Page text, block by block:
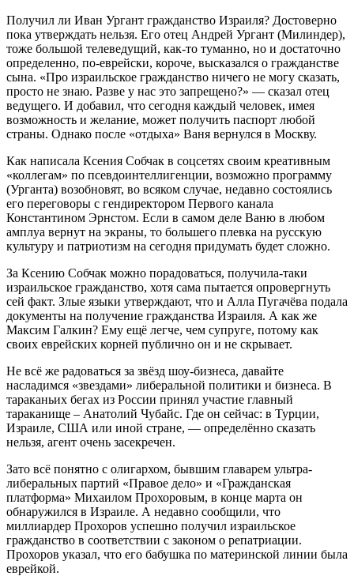
Получил ли Иван Ургант гражданство Израиля? Достоверно
пока утверждать нельзя. Его отец Андрей Ургант (Милиндер),
тоже большой телеведущий, как-то туманно, но и достаточно
определенно, по-еврейски, короче, высказался о гражданстве
сына. «Про израильское гражданство ничего не могу сказать,
просто не знаю. Разве у нас это запрещено?» — сказал отец
ведущего. И добавил, что сегодня каждый человек, имея
возможность и желание, может получить паспорт любой
страны. Однако после «отдыха» Ваня вернулся в Москву.
Как написала Ксения Собчак в соцсетях своим креативным
«коллегам» по псевдоинтеллигенции, возможно программу
(Урганта) возобновят, во всяком случае, недавно состоялись
его переговоры с гендиректором Первого канала
Константином Эрнстом. Если в самом деле Ваню в любом
амплуа вернут на экраны, то большего плевка на русскую
культуру и патриотизм на сегодня придумать будет сложно.
За Ксению Собчак можно порадоваться, получила-таки
израильское гражданство, хотя сама пытается опровергнуть
сей факт. Злые языки утверждают, что и Алла Пугачёва подала
документы на получение гражданства Израиля. А как же
Максим Галкин? Ему ещё легче, чем супруге, потому как
своих еврейских корней публично он и не скрывает.
Не всё же радоваться за звёзд шоу-бизнеса, давайте
насладимся «звездами» либеральной политики и бизнеса. В
тараканьих бегах из России принял участие главный
тараканище – Анатолий Чубайс. Где он сейчас: в Турции,
Израиле, США или иной стране, — определённо сказать
нельзя, агент очень засекречен.
Зато всё понятно с олигархом, бывшим главарем ультра-
либеральных партий «Правое дело» и «Гражданская
платформа» Михаилом Прохоровым, в конце марта он
обнаружился в Израиле. А недавно сообщили, что
миллиардер Прохоров успешно получил израильское
гражданство в соответствии с законом о репатриации.
Прохоров указал, что его бабушка по материнской линии была
еврейкой.